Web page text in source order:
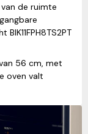
de ruimte
56 cm, met
oven valt